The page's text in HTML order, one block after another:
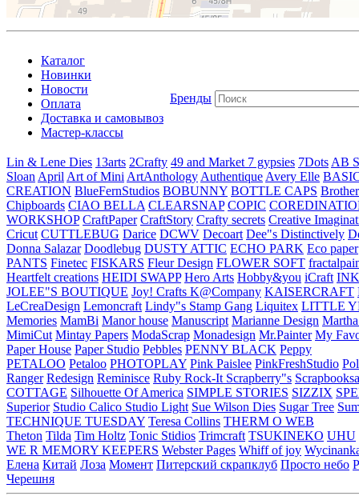
Каталог
Новинки
Новости
Оплата
Доставка и самовывоз
Мастер-классы
Бренды
Lin & Lene Dies 13arts 2Crafty 49 and Market 7 gypsies 7Dots AB
Sloan April Art of Mini ArtAnthology Authentique Avery Elle
CREATION BlueFernStudios BOBUNNY BOTTLE CAPS Brother
Chipboards CIAO BELLA CLEARSNAP COPIC
WORKSHOP CraftPaper CraftStory Crafty secrets Creative
Cricut CUTTLEBUG Darice DCWV Decoart Dee"s Distinctively
Donna Salazar Doodlebug DUSTY ATTIC ECHO PARK Eco paper
PANTS Finetec FISKARS Fleur Design FLOWER SOFT
Heartfelt creations HEIDI SWAPP Hero Arts Hobby&you iCraft
JOLEE"S BOUTIQUE Joy! Crafts K@Company KAISERCRAFT
LeCreaDesign Lemoncraft Lindy"s Stamp Gang Liquitex LITTLE
Memories MamBi Manor house Manuscript Marianne Design
MimiCut Mintay Papers ModaScrap Monadesign Mr.Painter My
Paper House Paper Studio Pebbles PENNY BLACK Peppy
PETALOO Petaloo PHOTOPLAY Pink Paislee PinkFreshStudio
Ranger Redesign Reminisce Ruby Rock-It Scrapberry"s
COTTAGE Silhouette Of America SIMPLE STORIES SIZZIX
Superior Studio Calico Studio Light Sue Wilson Dies Sugar Tree
TECHNIQUE TUESDAY Teresa Collins THERM O WEB
Theton Tilda Tim Holtz Tonic Stidios Trimcraft TSUKINEKO UHU
WE R MEMORY KEEPERS Webster Pages Whiff of joy
Елена Китай Лоза Момент Питерский скрапклуб Просто небо
Черешня